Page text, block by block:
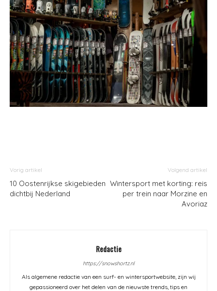
Vorig artikel
10 Oostenrijkse skigebieden
dichtbij Nederland
Volgend artikel
Wintersport met korting: reis
per trein naar Morzine en
Avoriaz
Redactie
https://snowshortz.nl
Als algemene redactie van een surf- en wintersportwebsite, zijn wij
gepassioneerd over het delen van de nieuwste trends, tips en